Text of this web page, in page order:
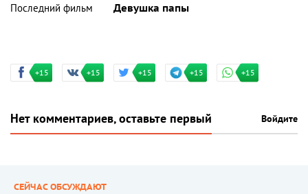
Последний фильм
Девушка папы
+15 +15 +15 +15 +15
Нет комментариев, оставьте первый Войдите
СЕЙЧАС ОБСУЖДАЮТ